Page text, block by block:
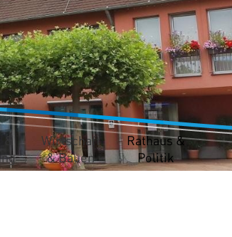
Wirtschaft
& Bauen
Rathaus &
Politik